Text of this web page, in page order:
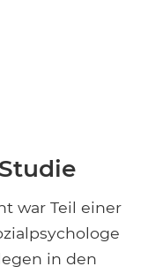
war Teil einer
in den